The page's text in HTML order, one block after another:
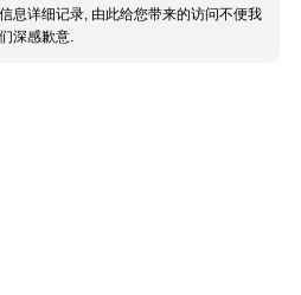
息详细记录, 由此给您带来的访问不便我
们深感歉意.